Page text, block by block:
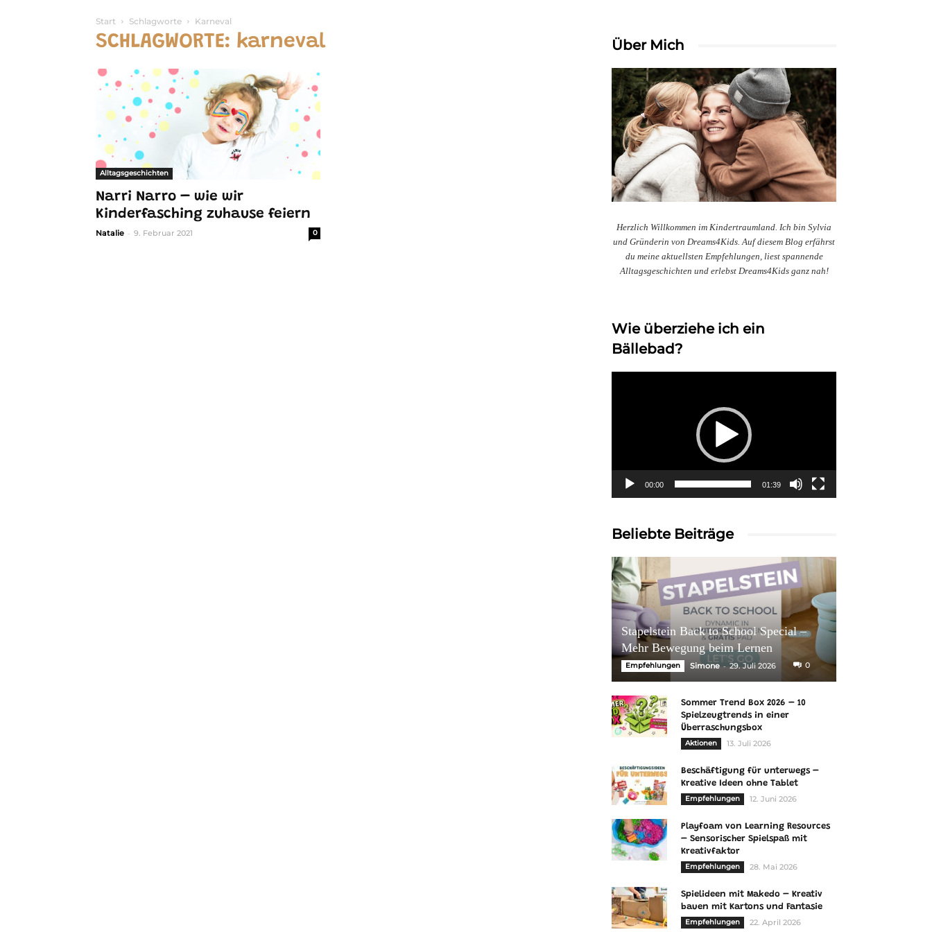
Start Schlagworte Karneval
SCHLAGWORTE: karneval
Alltagsgeschichten
Narri Narro – wie wir
Kinderfasching zuhause feiern
Natalie - 9. Februar 2021 0
Über Mich
Herzlich Willkommen im Kindertraumland. Ich bin Sylvia
und Gründerin von Dreams4Kids. Auf diesem Blog erfährst
du meine aktuellsten Empfehlungen, liest spannende
Alltagsgeschichten und erlebst Dreams4Kids ganz nah!
Wie überziehe ich ein
Bällebad?
00:00 01:39
Beliebte Beiträge
Stapelstein Back to School Special –
Mehr Bewegung beim Lernen
Empfehlungen Simone - 29. Juli 2026 0
Sommer Trend Box 2026 – 10
Spielzeugtrends in einer
Überraschungsbox
Aktionen
13. Juli 2026
Beschäftigung für unterwegs –
Kreative Ideen ohne Tablet
Empfehlungen
12. Juni 2026
Playfoam von Learning Resources
– Sensorischer Spielspaß mit
Kreativfaktor
Empfehlungen
28. Mai 2026
Spielideen mit Makedo – Kreativ
bauen mit Kartons und Fantasie
Empfehlungen
22. April 2026